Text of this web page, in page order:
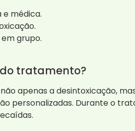
e médica.
grupo.
tratamento?
apenas a desintoxicação,
personalizadas. Durante o